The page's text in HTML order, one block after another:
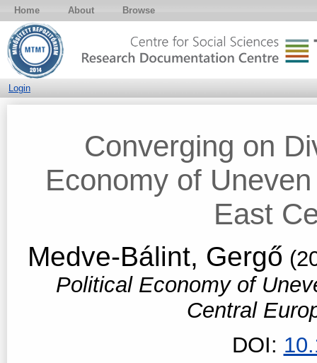
Home About Browse
Login
Converging on
Economy of
East
Medve-Bálint, Gergő
Political Economy of
Central
DOI: